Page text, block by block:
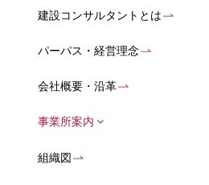
建設コンサルタントとは
パーパス・経営理念
会社概要・沿革
事業所案内
組織図